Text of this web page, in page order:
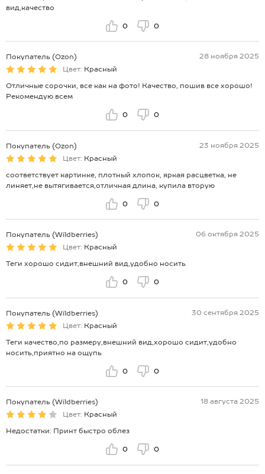
вид,качество
0 0
Покупатель (Ozon)
28 ноября 2025
Цвет: Красный
Отличные сорочки, все как на фото! Качество, пошив все хорошо!
Рекомендую всем
0 0
Покупатель (Ozon)
23 ноября 2025
Цвет: Красный
соответствует картинке, плотный хлопок, яркая расцветка, не
линяет,не вытягивается,отличная длина, купила вторую
0 0
Покупатель (Wildberries)
06 октября 2025
Цвет: Красный
Теги хорошо сидит,внешний вид,удобно носить
0 0
Покупатель (Wildberries)
30 сентября 2025
Цвет: Красный
Теги качество,по размеру,внешний вид,хорошо сидит,удобно
носить,приятно на ощупь
0 0
Покупатель (Wildberries)
18 августа 2025
Цвет: Красный
Недостатки: Принт быстро облез
0 0